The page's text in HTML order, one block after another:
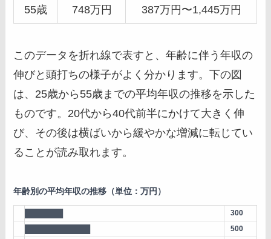
55歳 748万円 387万円〜1,445万円
このデータを折れ線で表すと、年齢に伴う年収の
伸びと頭打ちの様子がよく分かります。下の図
は、25歳から55歳までの平均年収の推移を示した
ものです。20代から40代前半にかけて大きく伸
び、その後は横ばいから緩やかな増減に転じてい
ることが読み取れます。
年齢別の平均年収の推移（単位：万円）
300
500